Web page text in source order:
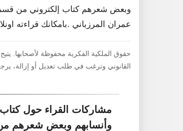
وبعض شعرهم كتاب إلكتروني من
عمران المرزباني .بامكانك قراءته
حقوق الملكية الفكرية محفوظة لأصحابها.
القانوني وترغب في طلب تعديل أو إزالة،
مشاركات القراء حول
وأنسابهم وبعض شعرهم